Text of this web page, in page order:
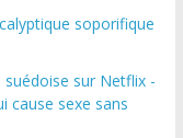
soporifique
suédoise sur Netflix -
cause sexe sans